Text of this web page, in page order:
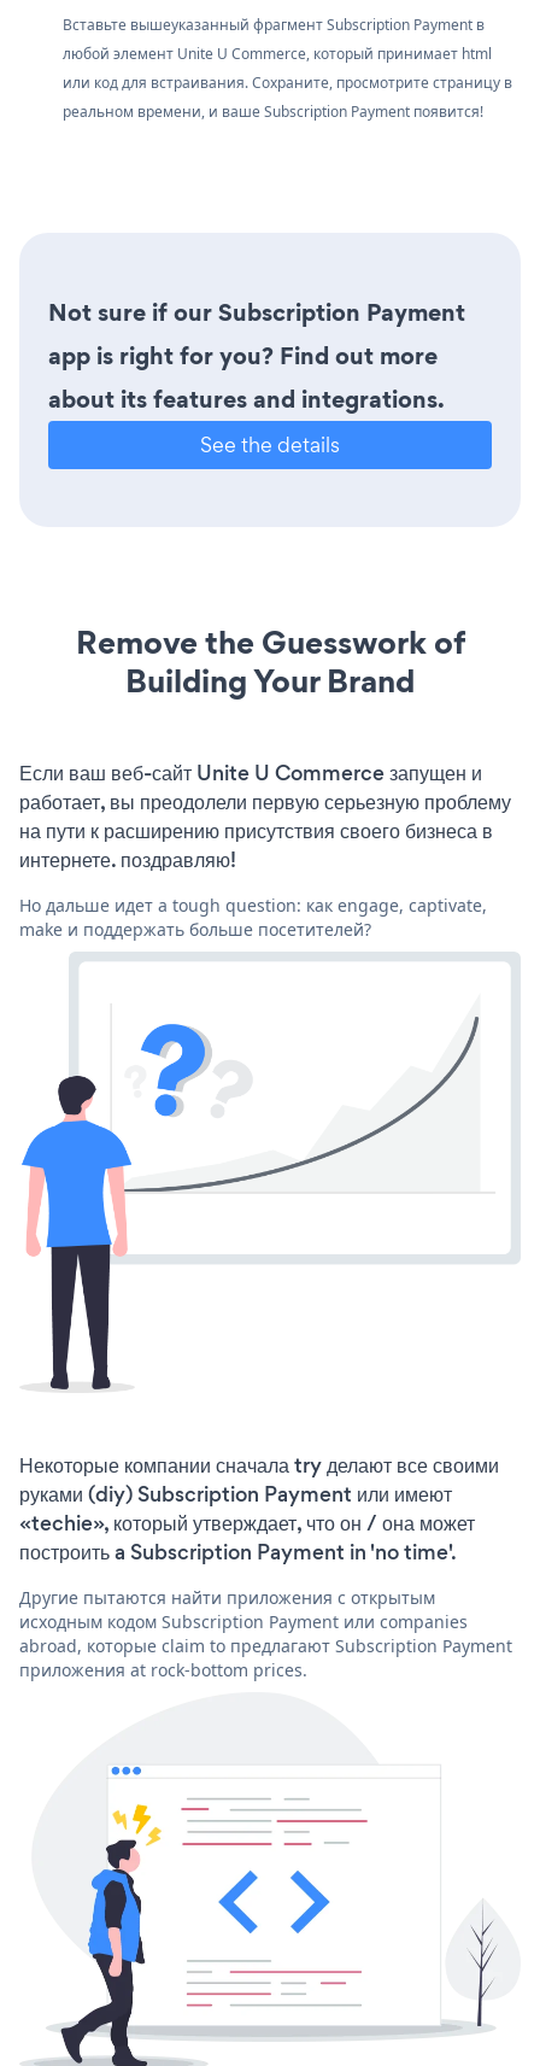
Вставьте вышеуказанный фрагмент Subscription Payment в
любой элемент Unite U Commerce, который принимает html
или код для встраивания. Сохраните, просмотрите страницу в
реальном времени, и ваше Subscription Payment появится!
Not sure if our Subscription Payment
app is right for you? Find out more
about its features and integrations.
See the details
Remove the Guesswork of
Building Your Brand
Если ваш веб-сайт Unite U Commerce запущен и
работает, вы преодолели первую серьезную проблему
на пути к расширению присутствия своего бизнеса в
интернете. поздравляю!
Но дальше идет a tough question: как engage, captivate,
make и поддержать больше посетителей?
Некоторые компании сначала try делают все своими
руками (diy) Subscription Payment или имеют
«techie», который утверждает, что он / она может
построить a Subscription Payment in 'no time'.
Другие пытаются найти приложения с открытым
исходным кодом Subscription Payment или companies
abroad, которые claim to предлагают Subscription Payment
приложения at rock-bottom prices.